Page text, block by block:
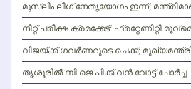
മുസ്ലിം ലീഗ് നേതൃയോഗം ഇന്ന്;
നീറ്റ് പരീക്ഷ ക്രമക്കേട്: ഫ്രറ്റേണിറ്റി
വിജയ്ക്ക് ഗവര്‍ണറുടെ ചെക്ക്; മുഖ്യമന്ത്രി
തൃശൂരില്‍ ബി.ജെ.പിക്ക് വന്‍ വോട്ട് ചോര്‍ച്ച